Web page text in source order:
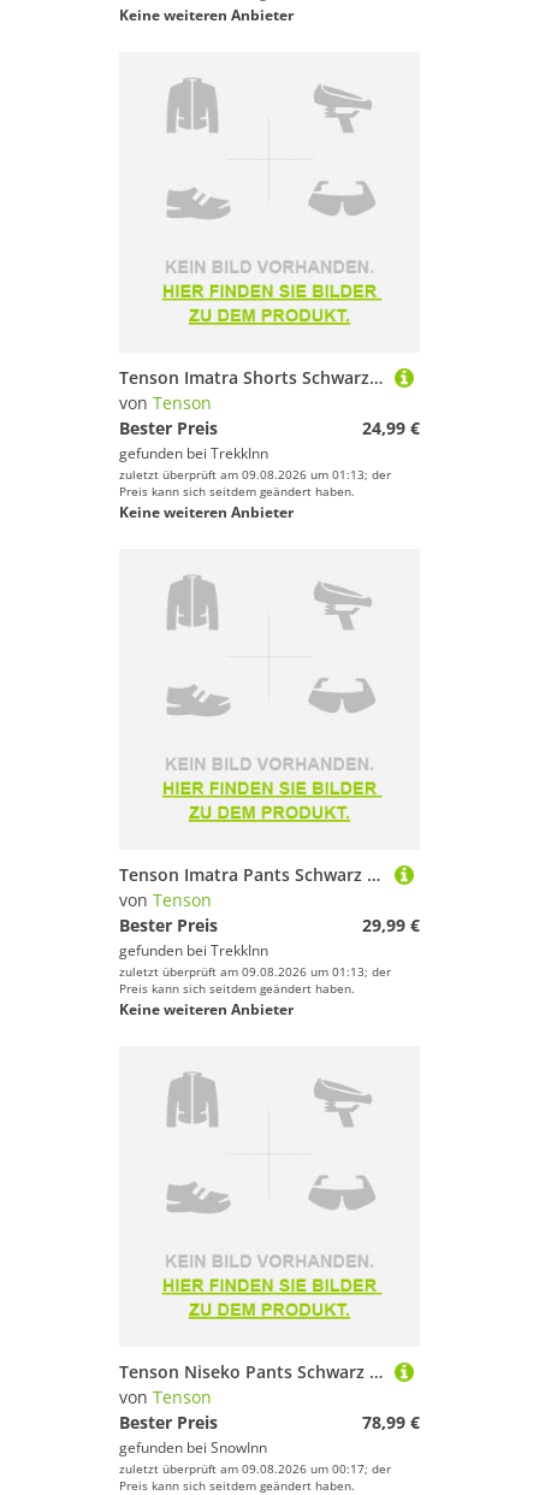
Keine weiteren Anbieter
Tenson Imatra Shorts Schwarz S Frau
von Tenson
Bester Preis
24,99 €
gefunden bei TrekkInn
zuletzt überprüft am 09.08.2026 um 01:13; der
Preis kann sich seitdem geändert haben.
Keine weiteren Anbieter
Tenson Imatra Pants Schwarz L Frau
von Tenson
Bester Preis
29,99 €
gefunden bei TrekkInn
zuletzt überprüft am 09.08.2026 um 01:13; der
Preis kann sich seitdem geändert haben.
Keine weiteren Anbieter
Tenson Niseko Pants Schwarz L Frau
von Tenson
Bester Preis
78,99 €
gefunden bei SnowInn
zuletzt überprüft am 09.08.2026 um 00:17; der
Preis kann sich seitdem geändert haben.